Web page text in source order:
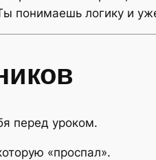
понимаешь логику и
перед уроком.
«проспал».